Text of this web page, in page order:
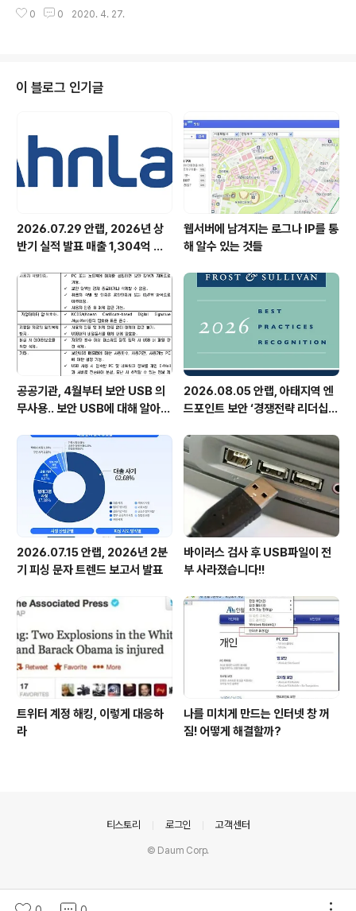
주세요. -사은품 : 정답자 중 6인을 추첨해 안랩의 히스토
면 PC문제 이제 두렵지 않아요~~ 지금 PC주치의 제품도
도록 공유하기나 좋아요 한번씩 눌러주세요^^ 그럼 지금
바로 안랩몰로 고고! 푸짐한 경품들과 함께 여러분을 기다
대상 및 내용 [Event 1: 구매자 대상 경품 증정] ▶대상: 안
랩몰에서 개인용 PC주치의 포함 제품 구매 고객(PC주치
의 ..
0 0 2020. 4. 27.
이 블로그 인기글
2026.07.29 안랩, 2026년 상
반기 실적 발표 매출 1,304억 원,
웹서버에 남겨지는 로그나 IP를 통
해 알수 있는 것들
공공기관, 4월부터 보안 USB 의
무사용.. 보안 USB에 대해 알아봅
2026.08.05 안랩, 아태지역 엔
드포인트 보안 ‘경쟁전략 리더십’
2026.07.15 안랩, 2026년 2분
기 피싱 문자 트렌드 보고서 발표
바이러스 검사 후 USB파일이 전
부 사라졌습니다!!
트위터 계정 해킹, 이렇게 대응하
라
나를 미치게 만드는 인터넷 창 꺼
짐! 어떻게 해결할까?
티스토리 로그인 고객센터
© Daum Corp.